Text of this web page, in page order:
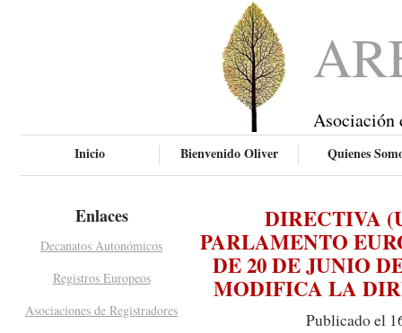
Asociación
Inicio Bienvenido Oliver Quienes
Enlaces
Decanatos Autonómicos
Registros Europeos
Asociaciones de Registradores
DIRECTIVA
PARLAMENTO
DE 20 DE JUNIO
MODIFICA LA
Publicado el